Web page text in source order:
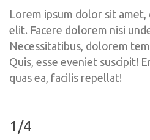
Lorem ipsum dolor sit
elit. Facere dolorem nisi
Necessitatibus, dolorem
Quis, esse eveniet suscipit!
quas ea, facilis repellat!
1/4